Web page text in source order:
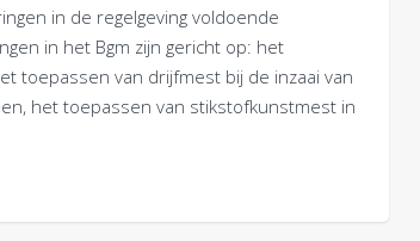
in de regelgeving voldoende
in het Bgm zijn gericht op: het
toepassen van drijfmest bij de inzaai van
het toepassen van stikstofkunstmest in